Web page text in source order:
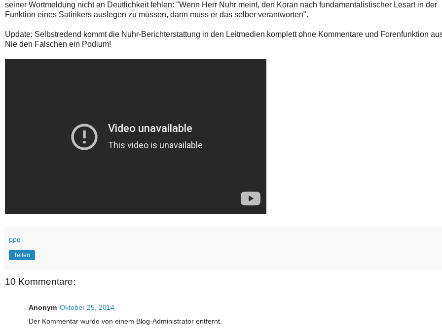
seiner Wortmeldung nicht an Deutlichkeit fehlen: "Wenn Herr Nuhr meint, den Koran nach fundamentalistischer Lesart in der
Funktion eines Satirikers auslegen zu müssen, dann muss er das selber verantworten".
Update: Selbstredend kommt die Nuhr-Berichterstattung in den Leitmedien komplett ohne Kommentare und Forenfunktion
Nie den Falschen ein Podium!
ppq
Teilen
10 Kommentare:
Anonym Oktober 25, 2014
Der Kommentar wurde von einem Blog-Administrator entfernt.